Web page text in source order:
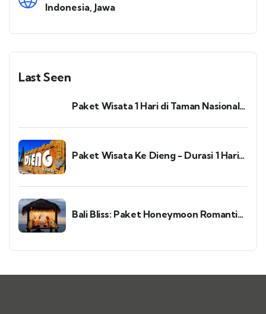
Indonesia Jawa
Last Seen
Paket Wisata 1 Hari di Taman Nasional
Paket Wisata Ke Dieng - Durasi 1 Hari
Bali Bliss: Paket Honeymoon Romantis